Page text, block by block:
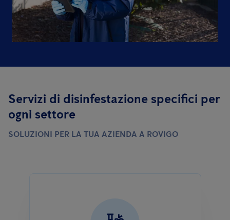
Servizi di disinfestazione specifici per
ogni settore
SOLUZIONI PER LA TUA AZIENDA A ROVIGO